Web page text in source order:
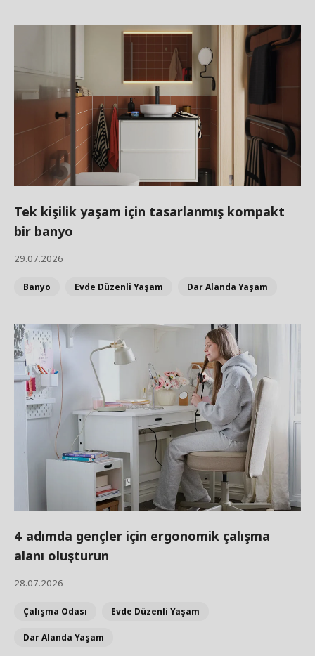
Tek kişilik yaşam için tasarlanmış kompakt
bir banyo
29.07.2026
Banyo Evde Düzenli Yaşam Dar Alanda Yaşam
4 adımda gençler için ergonomik çalışma
alanı oluşturun
28.07.2026
Çalışma Odası Evde Düzenli Yaşam
Dar Alanda Yaşam